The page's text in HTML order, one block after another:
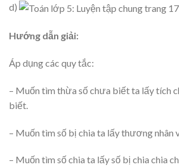
d)
Hướng dẫn giải:
Áp dụng các quy tắc:
– Muốn tìm thừa số chưa biết ta lấy tích
biết.
– Muốn tìm số bị chia ta lấy thương nhân
– Muốn tìm số chia ta lấy số bị chia chia